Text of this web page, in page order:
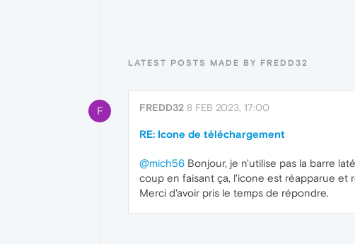
LATEST POSTS MADE BY FREDD32
F FREDD32 8 FEB 2023, 17:00
RE: Icone de téléchargement
@mich56 Bonjour, je n'utilise pas la barre
coup en faisant ça, l'icone est réapparue et
Merci d'avoir pris le temps de répondre.